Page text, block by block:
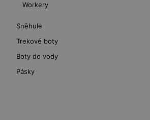
Workery
Sněhule
Trekové boty
Boty do vody
Pásky